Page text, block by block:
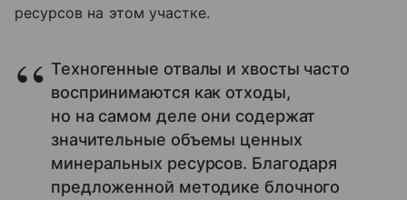
ресурсов на этом участке.
Техногенные отвалы и хвосты часто
воспринимаются как отходы,
но на самом деле они содержат
значительные объемы ценных
минеральных ресурсов. Благодаря
предложенной методике блочного